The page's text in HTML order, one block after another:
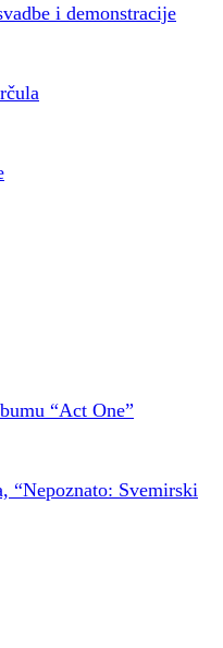
i demonstracije
“Act One”
“Nepoznato: Svemirski